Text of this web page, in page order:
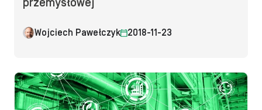
przemysłowej
Wojciech Pawełczyk 2018-11-23